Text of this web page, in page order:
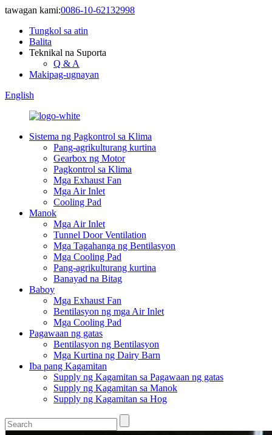
tawagan kami:0086-10-62132998
Tungkol sa atin
Balita
Teknikal na Suporta
Q & A
Makipag-ugnayan
English
Sistema ng Pagkontrol sa Klima
Pang-agrikulturang kurtina
Gearbox ng Motor
Pagkontrol sa Klima
Mga Exhaust Fan
Mga Air Inlet
Cooling Pad
Manok
Mga Air Inlet
Tunnel Door Ventilation
Mga Tagahanga ng Bentilasyon
Mga Cooling Pad
Pang-agrikulturang kurtina
Banayad na Bitag
Baboy
Mga Exhaust Fan
Bentilasyon ng mga Air Inlet
Mga Cooling Pad
Pagawaan ng gatas
Bentilasyon ng Bentilasyon
Mga Kurtina ng Dairy Barn
Iba pang Kagamitan
Supply ng Kagamitan sa Pagawaan ng gatas
Supply ng Kagamitan sa Manok
Supply ng Kagamitan sa Hog